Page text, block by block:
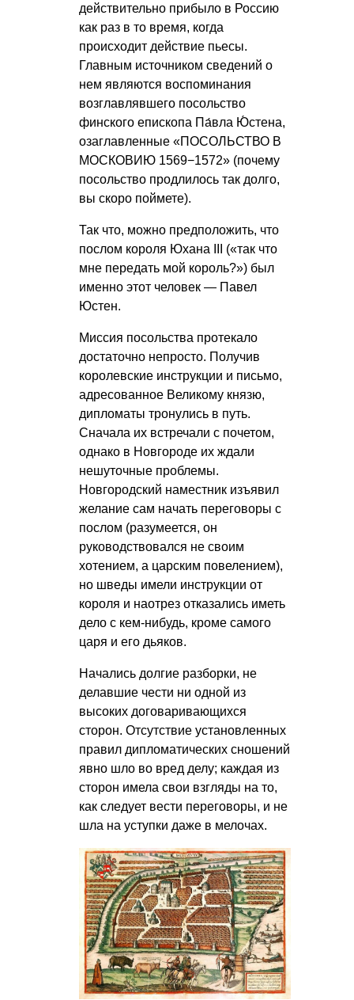
действительно прибыло в Россию
как раз в то время, когда
происходит действие пьесы.
Главным источником сведений о
нем являются воспоминания
возглавлявшего посольство
финского епископа Па́вла Ю́стена,
озаглавленные «ПОСОЛЬСТВО В
МОСКОВИЮ 1569−1572» (почему
посольство продлилось так долго,
вы скоро поймете).
Так что, можно предположить, что
послом короля Юхана III («так что
мне передать мой король?») был
именно этот человек — Павел
Юстен.
Миссия посольства протекало
достаточно непросто. Получив
королевские инструкции и письмо,
адресованное Великому князю,
дипломаты тронулись в путь.
Сначала их встречали с почетом,
однако в Новгороде их ждали
нешуточные проблемы.
Новгородский наместник изъявил
желание сам начать переговоры с
послом (разумеется, он
руководствовался не своим
хотением, а царским повелением),
но шведы имели инструкции от
короля и наотрез отказались иметь
дело с кем-нибудь, кроме самого
царя и его дьяков.
Начались долгие разборки, не
делавшие чести ни одной из
высоких договаривающихся
сторон. Отсутствие установленных
правил дипломатических сношений
явно шло во вред делу; каждая из
сторон имела свои взгляды на то,
как следует вести переговоры, и не
шла на уступки даже в мелочах.